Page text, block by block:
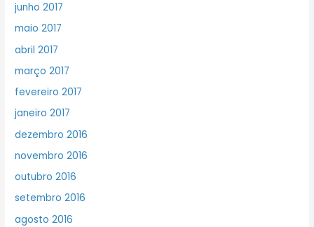
junho 2017
maio 2017
abril 2017
março 2017
fevereiro 2017
janeiro 2017
dezembro 2016
novembro 2016
outubro 2016
setembro 2016
agosto 2016